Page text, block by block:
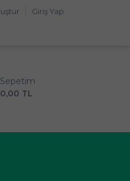
Giriş Yap
Sepetim
0,00 TL